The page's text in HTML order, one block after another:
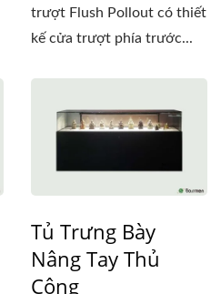
trượt Flush Pollout có thiết
kế cửa trượt phía trước...
Tủ Trưng Bày
Nâng Tay Thủ
Công